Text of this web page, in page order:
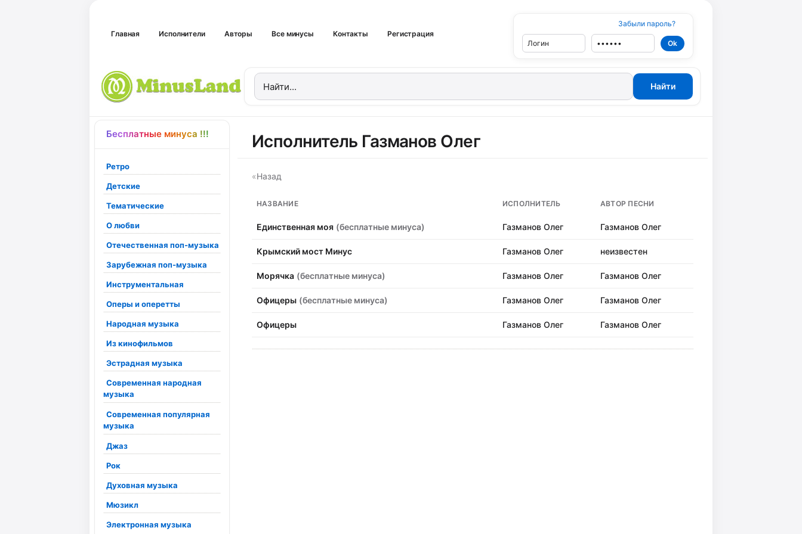
Главная Исполнители Авторы Все минусы Контакты Регистрация
Забыли пароль?
Бесплатные минуса !!!
Ретро
Детские
Тематические
О любви
Отечественная поп-музыка
Зарубежная поп-музыка
Инструментальная
Оперы и оперетты
Народная музыка
Из кинофильмов
Эстрадная музыка
Современная народная
музыка
Современная популярная
музыка
Джаз
Рок
Духовная музыка
Мюзикл
Электронная музыка
Исполнитель Газманов Олег
«Назад
НАЗВАНИЕ ИСПОЛНИТЕЛЬ АВТОР ПЕСНИ
Единственная моя (бесплатные минуса) Газманов Олег Газманов Олег
Крымский мост Минус Газманов Олег неизвестен
Морячка (бесплатные минуса) Газманов Олег Газманов Олег
Офицеры (бесплатные минуса) Газманов Олег Газманов Олег
Офицеры Газманов Олег Газманов Олег